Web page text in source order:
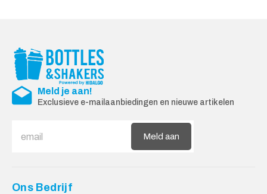
Meld je aan!
Exclusieve e-mailaanbiedingen en nieuwe artikelen
Meld aan
Ons Bedrijf